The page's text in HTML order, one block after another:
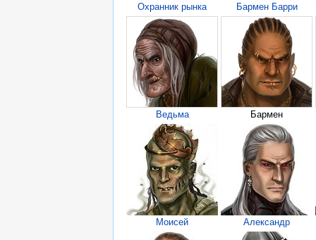
Охранник рынка Бармен Барри
Ведьма Бармен
Моисей Александр